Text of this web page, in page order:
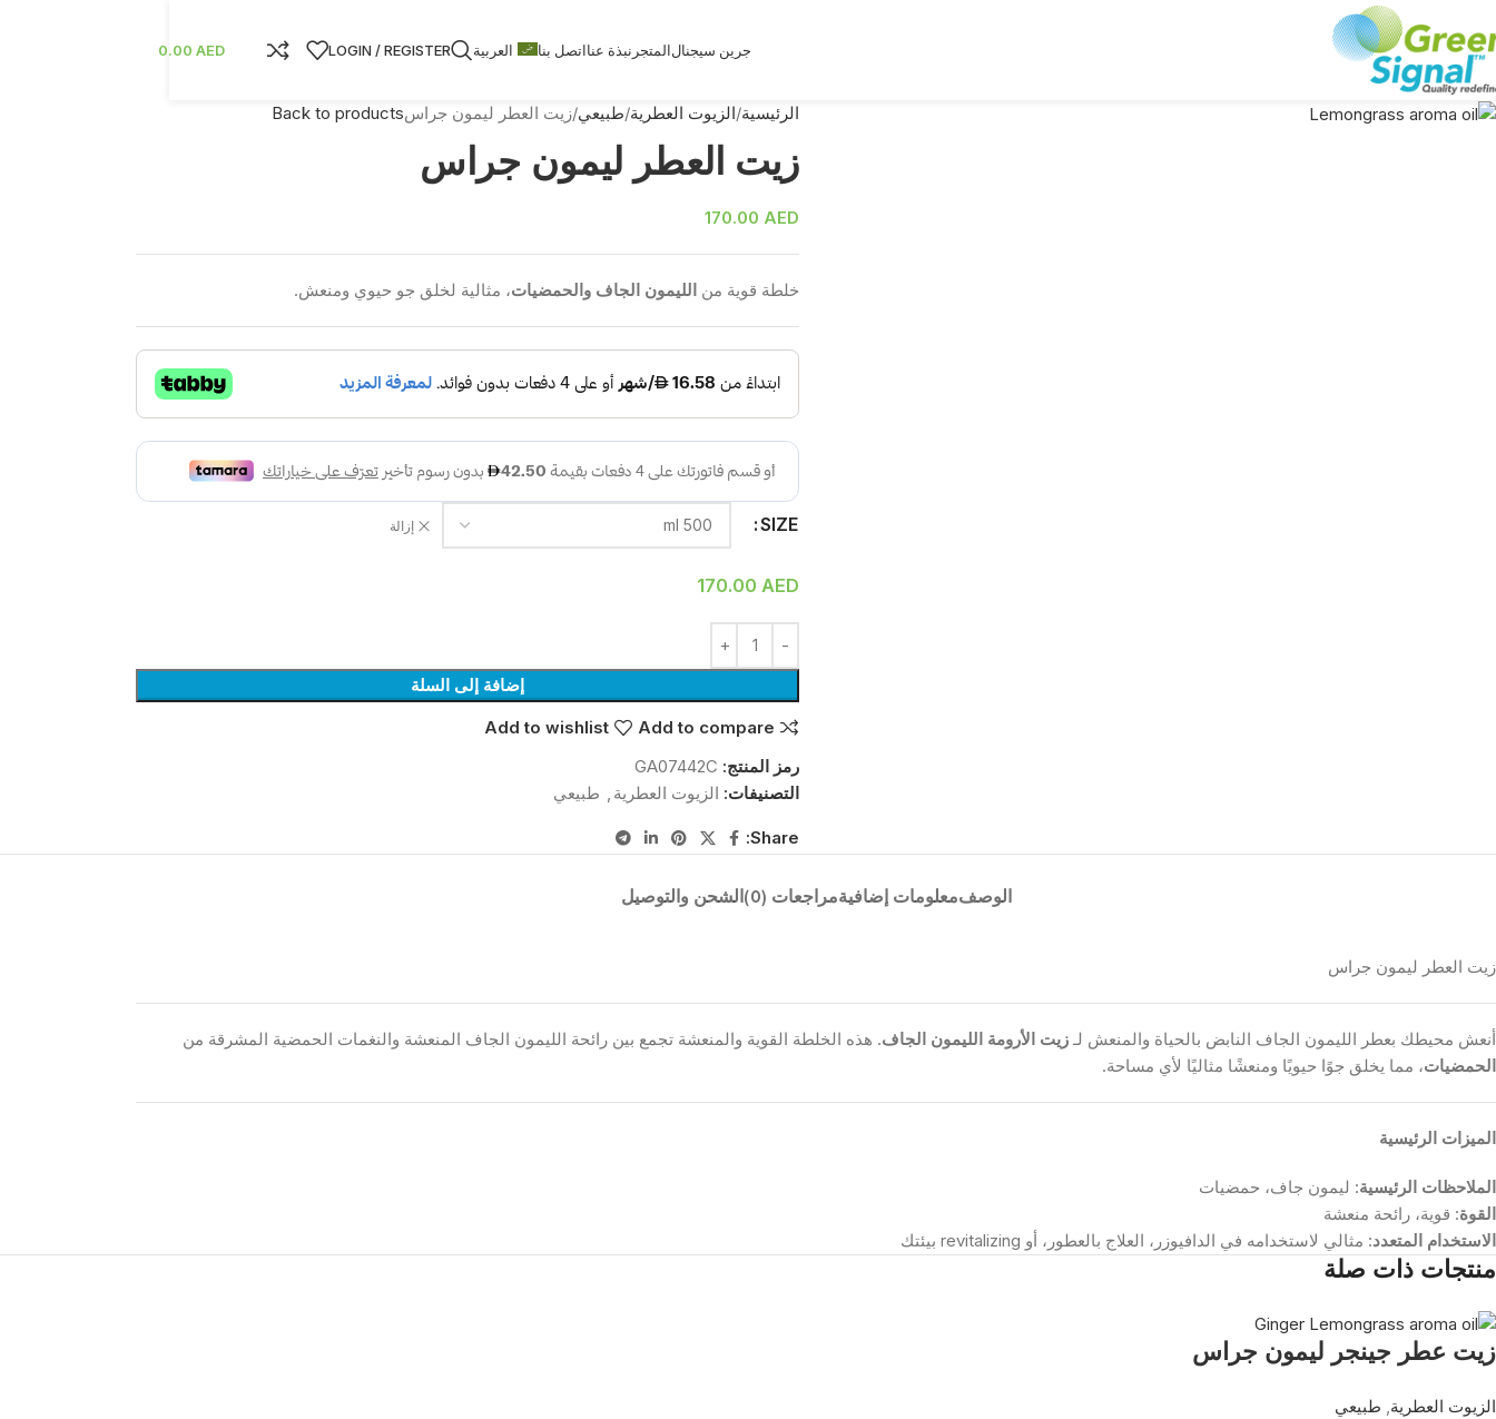
جرين سيجنالالمتجر نبذة عنااتصل بنا العربية LOGIN / REGISTER
0.00 AED
الرئيسية الزيوت العطرية طبيعي زيت العطر ليمون جراسBack to products
زيت العطر ليمون جراس
170.00 AED
خلطة قوية من الليمون الجاف والحمضيات، مثالية لخلق جو حيوي ومنعش.
SIZE إزالة
170.00 AED
إضافة إلى السلة
Add to compare
Add to wishlist
رمز المنتج: GA07442C
التصنيفات: الزيوت العطرية طبيعي
Share:
الوصفمعلومات إضافيةمراجعات (0) الشحن والتوصيل
زيت العطر ليمون جراس
أنعش محيطك بعطر الليمون الجاف النابض بالحياة والمنعش لـ زيت الأرومة الليمون الجاف. هذه الخلطة القوية والمنعشة تجمع بين رائحة الليمون الجاف المنعشة والنغمات الحمضية المشرقة من
الحمضيات، مما يخلق جوًا حيويًا ومنعشًا مثاليًا لأي مساحة.
الميزات الرئيسية
الملاحظات الرئيسية: ليمون جاف، حمضيات
القوة: قوية، رائحة منعشة
الاستخدام المتعدد: مثالي لاستخدامه في الدافيوزر، العلاج بالعطور، أو revitalizing بيئتك
منتجات ذات صلة
زيت عطر جينجر ليمون جراس
الزيوت العطرية, طبيعي